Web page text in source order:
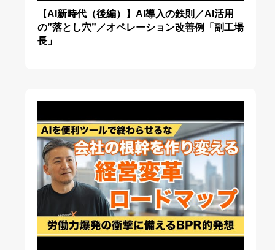
【AI新時代（後編）】AI導入の鉄則／AI活用
の”落とし穴”／オペレーション改善例「副工場
長」